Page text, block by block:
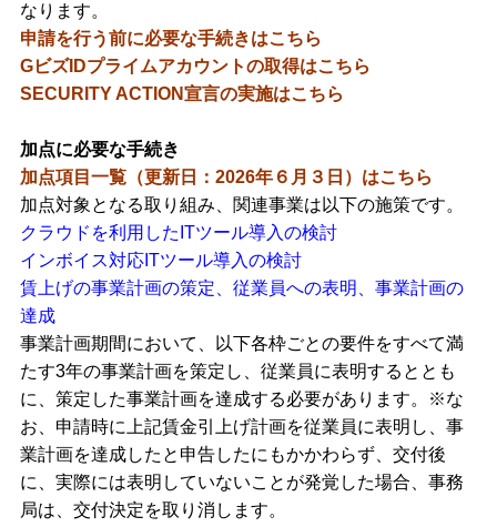
なります。
申請を行う前に必要な手続きはこちら
GビズIDプライムアカウントの取得はこちら
SECURITY ACTION宣言の実施はこちら
加点に必要な手続き
加点項目一覧（更新日：2026年６月３日）はこちら
加点対象となる取り組み、関連事業は以下の施策です。
クラウドを利用したITツール導入の検討
インボイス対応ITツール導入の検討
賃上げの事業計画の策定、従業員への表明、事業計画の
達成
事業計画期間において、以下各枠ごとの要件をすべて満
たす3年の事業計画を策定し、従業員に表明するととも
に、策定した事業計画を達成する必要があります。※な
お、申請時に上記賃金引上げ計画を従業員に表明し、事
業計画を達成したと申告したにもかかわらず、交付後
に、実際には表明していないことが発覚した場合、事務
局は、交付決定を取り消します。